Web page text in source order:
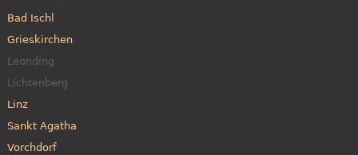
Bad Ischl
Grieskirchen
Leonding
Lichtenberg
Linz
Sankt Agatha
Vorchdorf